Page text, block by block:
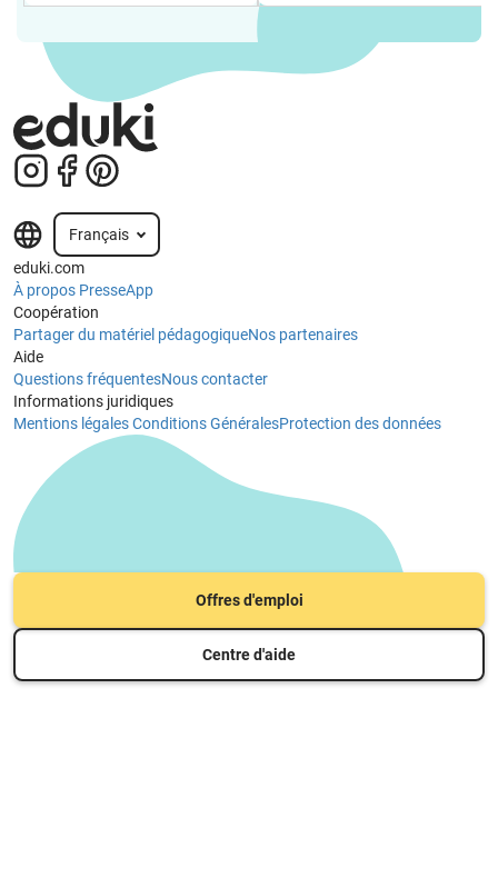
Français
eduki.com
À propos PresseApp
Coopération
Partager du matériel pédagogiqueNos partenaires
Aide
Questions fréquentesNous contacter
Informations juridiques
Mentions légalesConditions GénéralesProtection des données
Offres d'emploi
Centre d'aide